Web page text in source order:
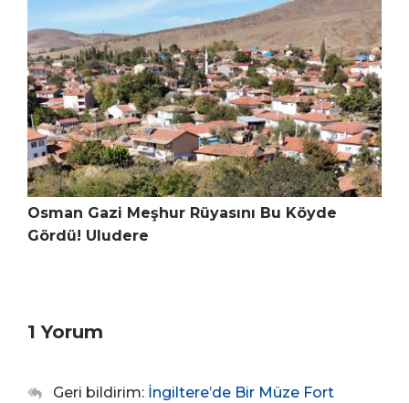
Osman Gazi Meşhur Rüyasını Bu Köyde
Gördü! Uludere
1 Yorum
Geri bildirim: İngiltere’de Bir Müze Fort